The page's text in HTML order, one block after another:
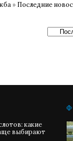
» Последние
какие
выбирают